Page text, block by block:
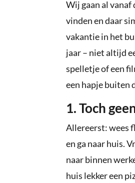
Wij gaan al
vinden en daar
vakantie in het
jaar – niet altijd
spelletje of een
een hapje buiten
1. Toch
Allereerst: wees
en ga naar huis.
naar binnen
huis lekker een